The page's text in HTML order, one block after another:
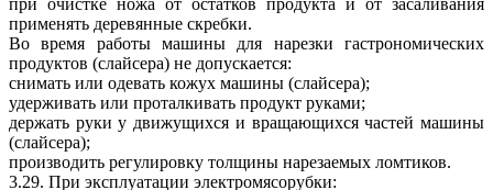
применять деревянные скребки.
Во время работы машины для нарезки гастрономических
продуктов (слайсера) не допускается:
снимать или одевать кожух машины (слайсера);
удерживать или проталкивать продукт руками;
держать руки у движущихся и вращающихся частей машины
(слайсера);
производить регулировку толщины нарезаемых ломтиков.
3.29. При эксплуатации электромясорубки: